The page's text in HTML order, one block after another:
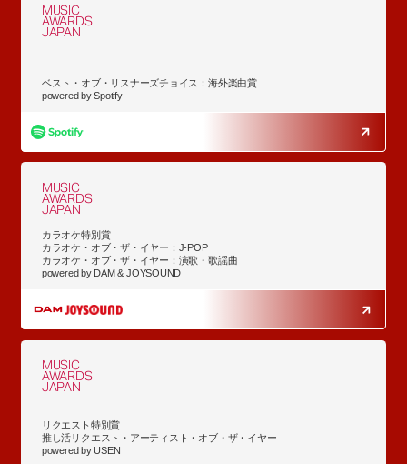
MUSIC
AWARDS
JAPAN
ベスト・オブ・リスナーズチョイス：海外楽曲賞
powered by Spotify
MUSIC
AWARDS
JAPAN
カラオケ特別賞
カラオケ・オブ・ザ・イヤー：J-POP
カラオケ・オブ・ザ・イヤー：演歌・歌謡曲
powered by DAM & JOYSOUND
MUSIC
AWARDS
JAPAN
リクエスト特別賞
推し活リクエスト・アーティスト・オブ・ザ・イヤー
powered by USEN